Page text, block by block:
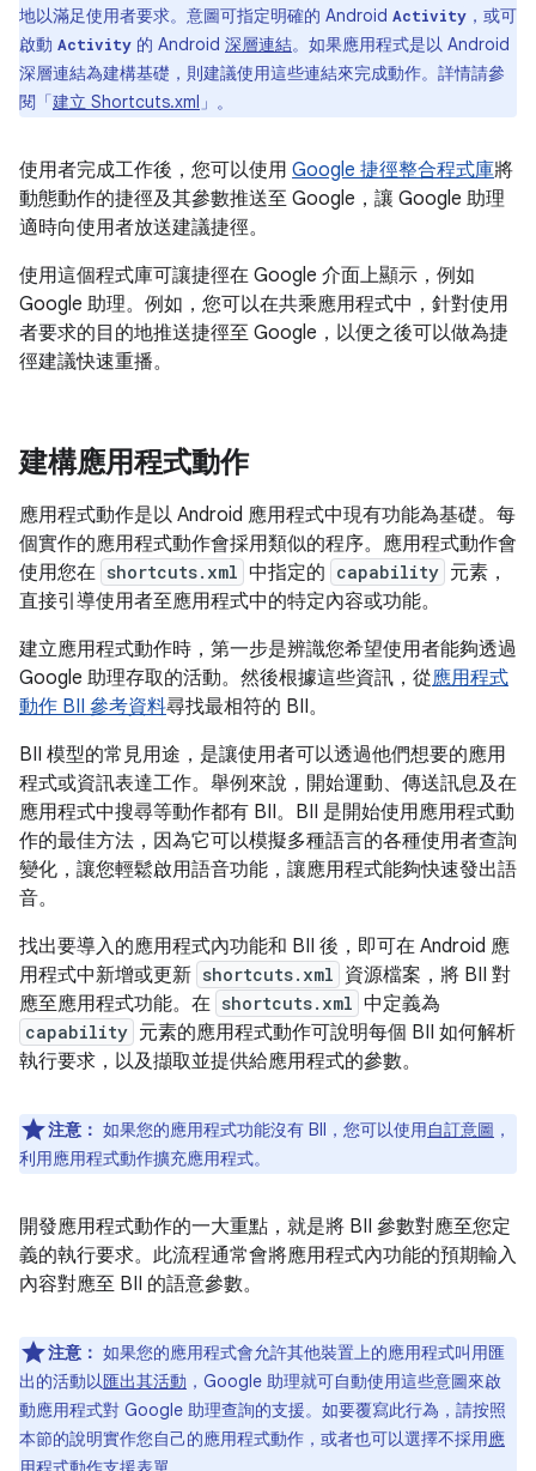
地以滿足使用者要求。意圖可指定明確的 Android Activity ，或可
啟動 Activity 的 Android 深層連結。如果應用程式是以 Android
深層連結為建構基礎，則建議使用這些連結來完成動作。詳情請參
閱「建立 Shortcuts.xml 」。
使用者完成工作後，您可以使用 Google 捷徑整合程式庫將
動態動作的捷徑及其參數推送至 Google，讓 Google 助理
適時向使用者放送建議捷徑。
使用這個程式庫可讓捷徑在 Google 介面上顯示，例如
Google 助理。例如，您可以在共乘應用程式中，針對使用
者要求的目的地推送捷徑至 Google，以便之後可以做為捷
徑建議快速重播。
建構應用程式動作
應用程式動作是以 Android 應用程式中現有功能為基礎。每
個實作的應用程式動作會採用類似的程序。應用程式動作會
使用您在 shortcuts.xml 中指定的 capability 元素，
直接引導使用者至應用程式中的特定內容或功能。
建立應用程式動作時，第一步是辨識您希望使用者能夠透過
Google 助理存取的活動。然後根據這些資訊，從應用程式
動作 BII 參考資料尋找最相符的 BII。
BII 模型的常見用途，是讓使用者可以透過他們想要的應用
程式或資訊表達工作。舉例來說，開始運動、傳送訊息及在
應用程式中搜尋等動作都有 BII。BII 是開始使用應用程式動
作的最佳方法，因為它可以模擬多種語言的各種使用者查詢
變化，讓您輕鬆啟用語音功能，讓應用程式能夠快速發出語
音。
找出要導入的應用程式內功能和 BII 後，即可在 Android 應
用程式中新增或更新 shortcuts.xml 資源檔案，將 BII 對
應至應用程式功能。在 shortcuts.xml 中定義為
capability 元素的應用程式動作可說明每個 BII 如何解析
執行要求，以及擷取並提供給應用程式的參數。
注意： 如果您的應用程式功能沒有 BII，您可以使用自訂意圖 ，
利用應用程式動作擴充應用程式。
開發應用程式動作的一大重點，就是將 BII 參數對應至您定
義的執行要求。此流程通常會將應用程式內功能的預期輸入
內容對應至 BII 的語意參數。
注意： 如果您的應用程式會允許其他裝置上的應用程式叫用匯
出的活動以匯出其活動 ，Google 助理就可自動使用這些意圖來啟
動應用程式對 Google 助理查詢的支援。如要覆寫此行為，請按照
本節的說明實作您自己的應用程式動作，或者也可以選擇不採用應